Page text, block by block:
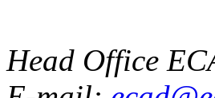
Head Office